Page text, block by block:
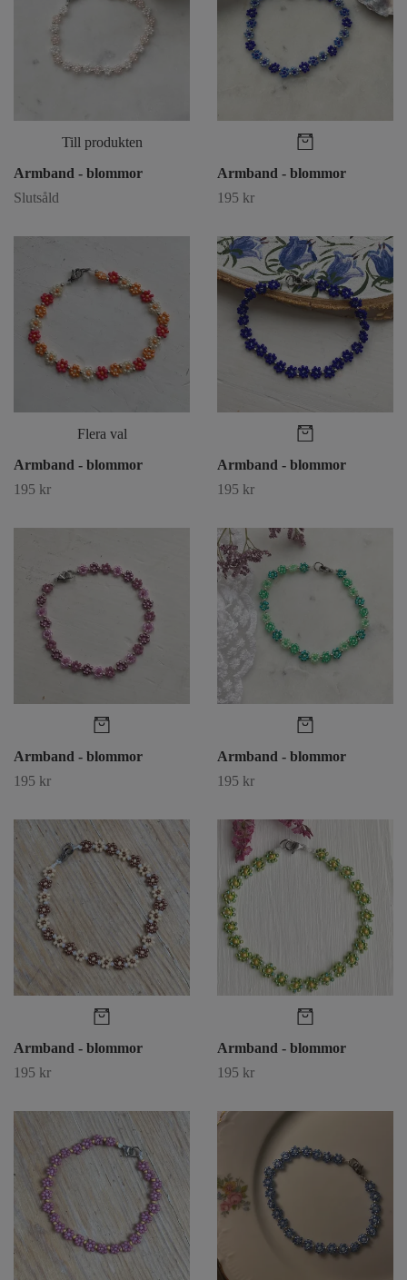
Till produkten
Armband - blommor
Slutsåld
Armband - blommor
195 kr
Flera val
Armband - blommor
195 kr
Armband - blommor
195 kr
Armband - blommor
195 kr
Armband - blommor
195 kr
Armband - blommor
195 kr
Armband - blommor
195 kr